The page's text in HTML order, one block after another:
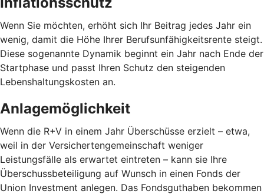
Wenn Sie möchten, erhöht sich Ihr Beitrag jedes Jahr ein
wenig, damit die Höhe Ihrer Berufsunfähigkeitsrente steigt.
Diese sogenannte Dynamik beginnt ein Jahr nach Ende der
Startphase und passt Ihren Schutz den steigenden
Lebenshaltungskosten an.
Anlagemöglichkeit
Wenn die R+V in einem Jahr Überschüsse erzielt – etwa,
weil in der Versichertengemeinschaft weniger
Leistungsfälle als erwartet eintreten – kann sie Ihre
Überschussbeteiligung auf Wunsch in einen Fonds der
Union Investment anlegen. Das Fondsguthaben bekommen